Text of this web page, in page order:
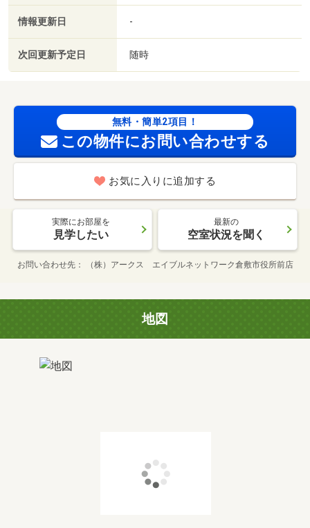
情報更新日 -
次回更新予定日 随時
無料・簡単2項目！
この物件にお問い合わせする
お気に入りに追加する
実際にお部屋を
見学したい
最新の
空室状況を聞く
お問い合わせ先 （株）アークス エイブルネットワーク倉敷市役所前店
地図